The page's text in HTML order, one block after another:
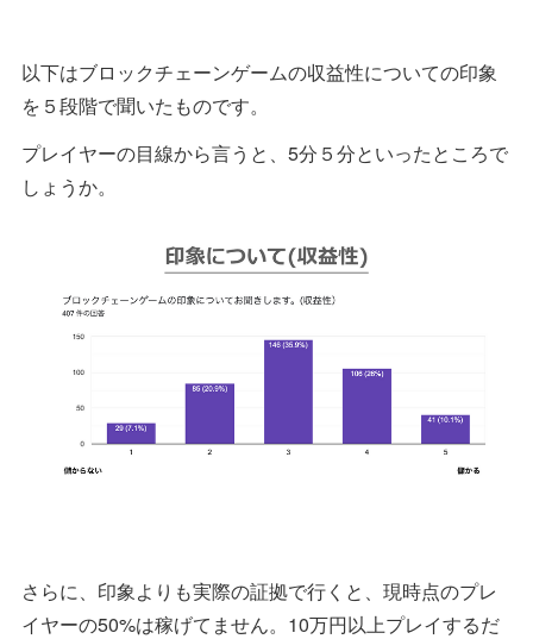
以下はブロックチェーンゲームの収益性についての印象
を５段階で聞いたものです。
プレイヤーの目線から言うと、5分５分といったところで
しょうか。
さらに、印象よりも実際の証拠で行くと、現時点のプレ
イヤーの50%は稼げてません。10万円以上プレイするだ